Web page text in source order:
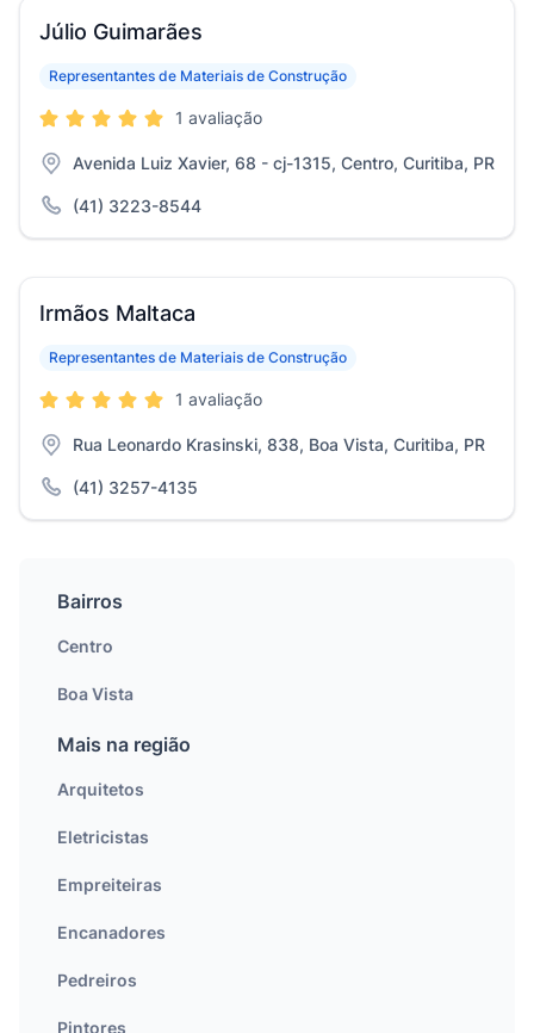
Júlio Guimarães
Representantes de Materiais de Construção
1 avaliação
Avenida Luiz Xavier, 68 - cj-1315, Centro, Curitiba, PR
(41) 3223-8544
Irmãos Maltaca
Representantes de Materiais de Construção
1 avaliação
Rua Leonardo Krasinski, 838, Boa Vista, Curitiba, PR
(41) 3257-4135
Bairros
Centro
Boa Vista
Mais na região
Arquitetos
Eletricistas
Empreiteiras
Encanadores
Pedreiros
Pintores